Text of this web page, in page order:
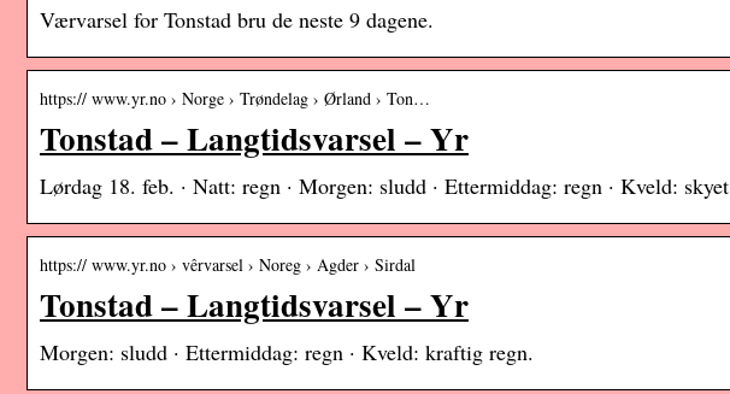
Værvarsel for Tonstad bru de neste 9 dagene.
https:// www.yr.no › Norge › Trøndelag › Ørland › Ton…
Tonstad – Langtidsvarsel – Yr
Lørdag 18. feb. · Natt: regn · Morgen: sludd · Ettermiddag: regn · Kveld:
https:// www.yr.no › vêrvarsel › Noreg › Agder › Sirdal
Tonstad – Langtidsvarsel – Yr
Morgen: sludd · Ettermiddag: regn · Kveld: kraftig regn.